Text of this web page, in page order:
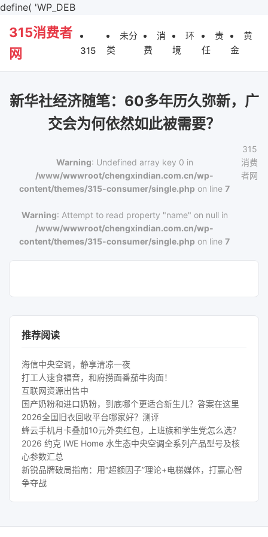
define( 'WP_DEB
315消费者
网
315
未分
类
消
费
环
境
责
任
黄
金
新华社经济随笔：60多年历久弥新，广
交会为何依然如此被需要？
Warning: Undefined array key 0 in
/www/wwwroot/chengxindian.com.cn/wp-
content/themes/315-consumer/single.php on line7
Warning: Attempt to read property "name" on null in
/www/wwwroot/chengxindian.com.cn/wp-
content/themes/315-consumer/single.php on line7
315
消费
者网
推荐阅读
海信中央空调，静享清凉一夜
打工人速食福音，和府捞面番茄牛肉面！
互联网资源出售中
国产奶粉和进口奶粉，到底哪个更适合新生儿？答案在这里
2026全国旧衣回收平台哪家好？测评
蜂云手机月卡叠加10元外卖红包，上班族和学生党怎么选？
2026 约克 IWE Home 水生态中央空调全系列产品型号及核
心参数汇总
新锐品牌破局指南：用“超额因子”理论+电梯媒体，打赢心智
争夺战